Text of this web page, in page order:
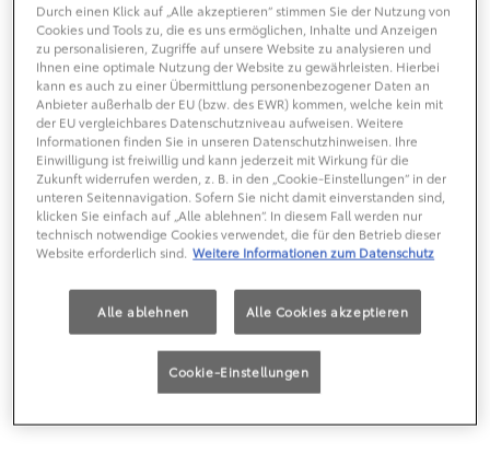
Durch einen Klick auf „Alle akzeptieren“ stimmen Sie der Nutzung von
Cookies und Tools zu, die es uns ermöglichen, Inhalte und Anzeigen
zu personalisieren, Zugriffe auf unsere Website zu analysieren und
Ihnen eine optimale Nutzung der Website zu gewährleisten. Hierbei
kann es auch zu einer Übermittlung personenbezogener Daten an
Anbieter außerhalb der EU (bzw. des EWR) kommen, welche kein mit
der EU vergleichbares Datenschutzniveau aufweisen. Weitere
Informationen finden Sie in unseren Datenschutzhinweisen. Ihre
Einwilligung ist freiwillig und kann jederzeit mit Wirkung für die
Zukunft widerrufen werden, z. B. in den „Cookie-Einstellungen“ in der
unteren Seitennavigation. Sofern Sie nicht damit einverstanden sind,
klicken Sie einfach auf „Alle ablehnen“. In diesem Fall werden nur
technisch notwendige Cookies verwendet, die für den Betrieb dieser
Website erforderlich sind. Weitere Informationen zum Datenschutz
Alle ablehnen Alle Cookies akzeptieren
Cookie-Einstellungen